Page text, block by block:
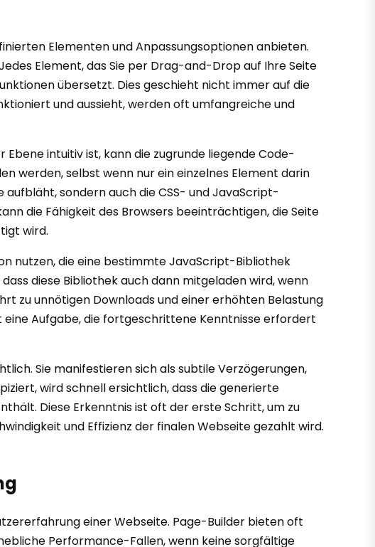
Elementen und Anpassungsoptionen anbieten.
Element, das Sie per Drag-and-Drop auf Ihre Seite
übersetzt. Dies geschieht nicht immer auf die
und aussieht, werden oft umfangreiche und
intuitiv ist, kann die zugrunde liegende Code-
werden, selbst wenn nur ein einzelnes Element darin
sondern auch die CSS- und JavaScript-
die Fähigkeit des Browsers beeinträchtigen, die Seite
wird.
nutzen, die eine bestimmte JavaScript-Bibliothek
diese Bibliothek auch dann mitgeladen wird, wenn
zu unnötigen Downloads und einer erhöhten Belastung
eine Aufgabe, die fortgeschrittene Kenntnisse erfordert
Sie manifestieren sich als subtile Verzögerungen,
wird schnell ersichtlich, dass die generierte
Diese Erkenntnis ist oft der erste Schritt, um zu
und Effizienz der finalen Webseite gezahlt wird.
einer Webseite. Page-Builder bieten oft
Performance-Fallen, wenn keine sorgfältige